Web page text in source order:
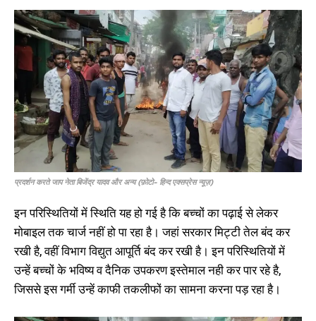
January 29, 2023
In "औरंगाबाद"
प्रदर्शन करते जाप नेता बिजेंद्र यादव और अन्य (फ़ोटो- हिन्द एक्सप्रेस न्यूज़)
इन परिस्थितियों में स्थिति यह हो गई है कि बच्चों का पढ़ाई से लेकर
मोबाइल तक चार्ज नहीं हो पा रहा है। जहां सरकार मिट्टी तेल बंद कर
रखी है, वहीं विभाग विद्युत आपूर्ति बंद कर रखी है। इन परिस्थितियों में
उन्हें बच्चों के भविष्य व दैनिक उपकरण इस्तेमाल नही कर पार रहे है,
जिससे इस गर्मी उन्हें काफी तकलीफों का सामना करना पड़ रहा है।